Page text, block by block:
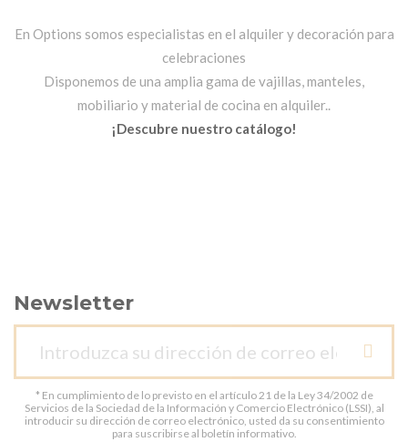
En Options somos especialistas en el alquiler y decoración para
celebraciones
Disponemos de una amplia gama de vajillas, manteles,
mobiliario y material de cocina en alquiler..
¡Descubre nuestro catálogo!
Newsletter
* En cumplimiento de lo previsto en el artículo 21 de la Ley 34/2002 de
Servicios de la Sociedad de la Información y Comercio Electrónico (LSSI), al
introducir su dirección de correo electrónico, usted da su consentimiento
para suscribirse al boletín informativo.